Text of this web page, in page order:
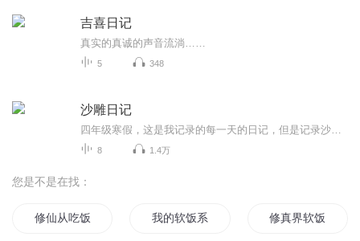
吉喜日记
真实的真诚的声音流淌……
5 348
沙雕日记
8 1.4万
您是不是在找：
修仙从吃饭开始 我的软饭系统 修真界软饭王